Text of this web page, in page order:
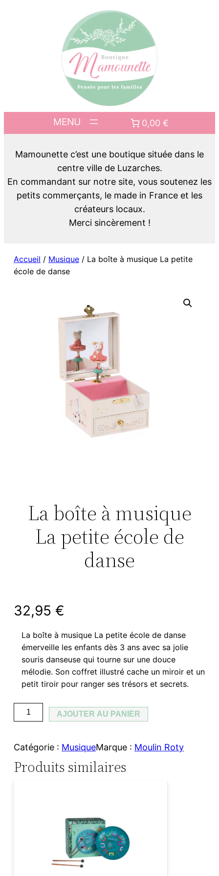
0,00 €
Mamounette c’est une boutique située dans le
centre ville de Luzarches.
En commandant sur notre site, vous soutenez les
petits commerçants, le made in France et les
créateurs locaux.
Merci sincèrement !
Accueil / Musique / La boîte à musique La petite
école de danse
La boîte à musique
La petite école de
danse
32,95 €
La boîte à musique La petite école de danse
émerveille les enfants dès 3 ans avec sa jolie
souris danseuse qui tourne sur une douce
mélodie. Son coffret illustré cache un miroir et un
petit tiroir pour ranger ses trésors et secrets.
u
n
t
AJOUTER AU PANIER
Catégorie : MusiqueMarque : Moulin Roty
Produits similaires